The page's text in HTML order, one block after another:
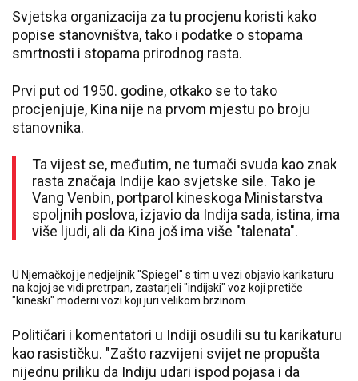
Svjetska organizacija za tu procjenu koristi kako
popise stanovništva, tako i podatke o stopama
smrtnosti i stopama prirodnog rasta.
Prvi put od 1950. godine, otkako se to tako
procjenjuje, Kina nije na prvom mjestu po broju
stanovnika.
Ta vijest se, međutim, ne tumači svuda kao znak
rasta značaja Indije kao svjetske sile. Tako je
Vang Venbin, portparol kineskoga Ministarstva
spoljnih poslova, izjavio da Indija sada, istina, ima
više ljudi, ali da Kina još ima više "talenata".
U Njemačkoj je nedjeljnik "Spiegel" s tim u vezi objavio karikaturu
na kojoj se vidi pretrpan, zastarjeli "indijski" voz koji pretiče
"kineski" moderni vozi koji juri velikom brzinom.
Političari i komentatori u Indiji osudili su tu karikaturu
kao rasističku. "Zašto razvijeni svijet ne propušta
nijednu priliku da Indiju udari ispod pojasa i da